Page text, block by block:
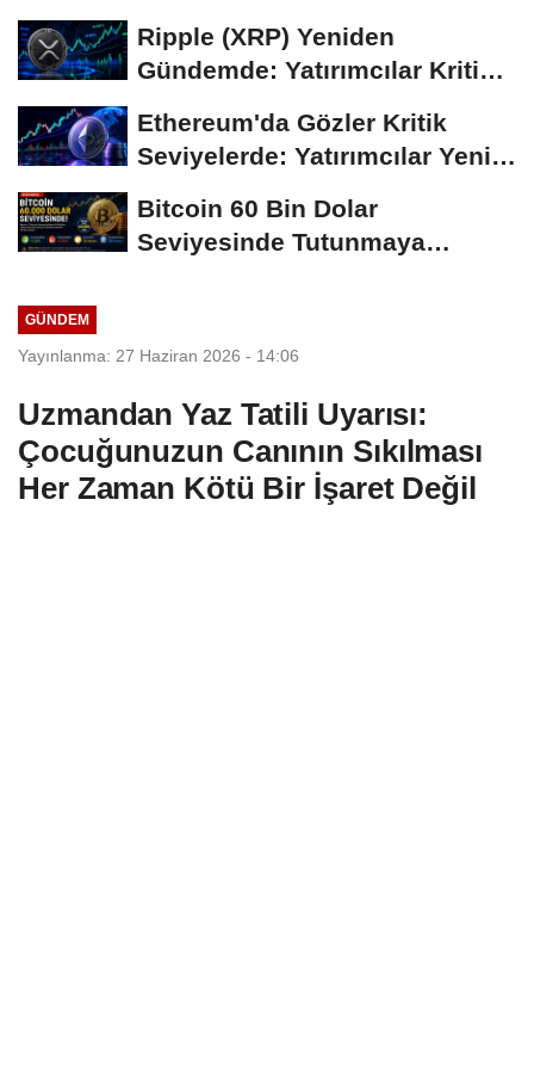
Ripple (XRP) Yeniden
Gündemde: Yatırımcılar Kritik
Ethereum'da Gözler Kritik
Seviyelerde: Yatırımcılar Yeni
Bitcoin 60 Bin Dolar
Seviyesinde Tutunmaya
GÜNDEM
Yayınlanma: 27 Haziran 2026 - 14:06
Uzmandan Yaz Tatili Uyarısı:
Çocuğunuzun Canının Sıkılması
Her Zaman Kötü Bir İşaret Değil